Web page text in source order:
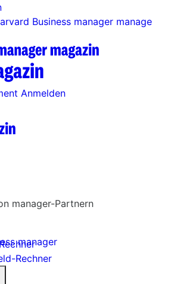
Business manager manage
Anmelden
manager
manager-Partnern
Rechner